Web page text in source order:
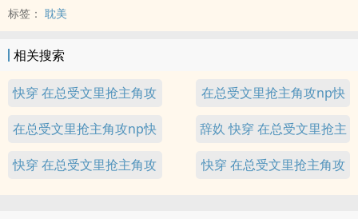
＃晚九点ri更#
【避雷/开篇狗血玛丽苏/伪强迫】
卖shen文/主角受胆小的残疾弟弟：1v2（你让我站不起来，我就抢你
古代文/亡国后的病弱丞相：1v3（如玉公子的阶下囚生活）完结
佬们ri夜guan溉）完结
标签： 耽美
相关搜索
快穿 在总受文里抢主角攻
np
在总受文里抢主角攻np快
穿
在总受文里抢主角攻np快
穿 辞奺
辞奺 快穿 在总受文里抢主
角攻np
快穿 在总受文里抢主角攻
快穿 在总受文里抢主角攻